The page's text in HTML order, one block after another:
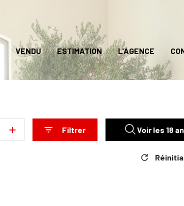
VENDU ESTIMATION L'AGENCE
Filtrer Voir les 18